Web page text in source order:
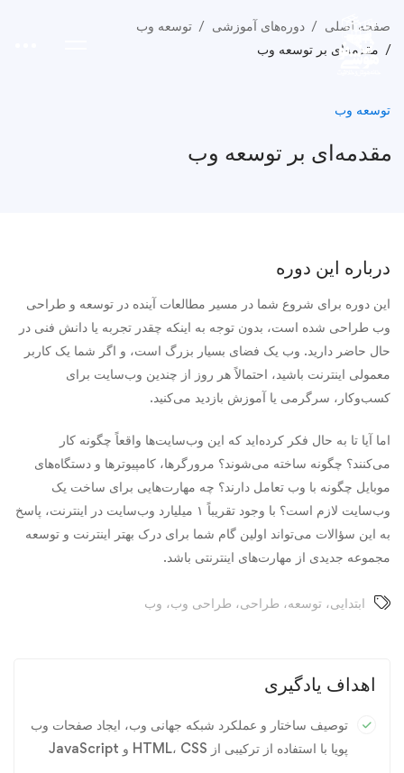
صفحه اصلی دوره‌های آموزشی
توسعه وب
مقدمه‌ای بر توسعه وب
توسعه وب
مقدمه‌ای بر توسعه وب
درباره این دوره
این دوره برای شروع شما در مسیر مطالعات آینده در توسعه و طراحی
وب طراحی شده است، بدون توجه به اینکه چقدر تجربه یا دانش فنی در
حال حاضر دارید. وب یک فضای بسیار بزرگ است، و اگر شما یک کاربر
معمولی اینترنت باشید، احتمالاً هر روز از چندین وب‌سایت برای
کسب‌وکار، سرگرمی یا آموزش بازدید می‌کنید.
اما آیا تا به حال فکر کرده‌اید که این وب‌سایت‌ها واقعاً چگونه کار
می‌کنند؟ چگونه ساخته می‌شوند؟ مرورگرها، کامپیوترها و دستگاه‌های
موبایل چگونه با وب تعامل دارند؟ چه مهارت‌هایی برای ساخت یک
وب‌سایت لازم است؟ با وجود تقریباً ۱ میلیارد وب‌سایت در اینترنت، پاسخ
به این سؤالات می‌تواند اولین گام شما برای درک بهتر اینترنت و توسعه
مجموعه جدیدی از مهارت‌های اینترنتی باشد.
ابتدایی، توسعه، طراحی، طراحی وب، وب
اهداف یادگیری
توصیف ساختار و عملکرد شبکه جهانی وب، ایجاد صفحات وب
پویا با استفاده از ترکیبی از HTML، CSS و JavaScript